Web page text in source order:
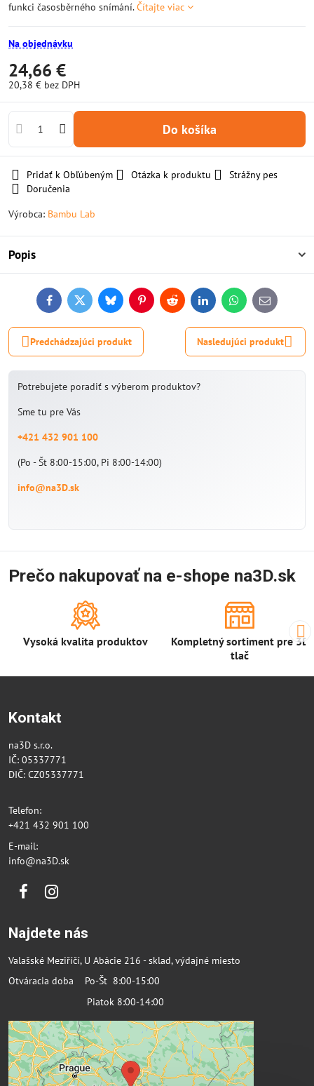
funkci časosběrného snímání.Čítajte viac
Na objednávku
24,66 €
20,38 € bez DPH
Do košíka
Pridať k Obľúbeným Otázka k produktu
Strážny pes
Doručenia
Výrobca: Bambu Lab
Popis
FacebookTwitterBlueskyPinterestReddit LinkedInWhatsApp
E-
mail
Predchádzajúci produkt Nasledujúci produkt
Potrebujete poradiť s výberom produktov?
Sme tu pre Vás
+421 432 901 100
(Po - Št 8:00-15:00, Pi 8:00-14:00)
info@na3D.sk
Prečo nakupovať na e-shope na3D.sk
Vysoká kvalita produktov
Kompletný sortiment pre 3D
tlač
Kontakt
na3D s.r.o.
IČ: 05337771
DIČ: CZ05337771
Telefon:
+421 432 901 100
E-mail:
info@na3D.sk
FacebookInstagram
Najdete nás
Valašské Meziříčí, U Abácie 216 - sklad, výdajné miesto
Otváracia doba Po-Št 8:00-15:00
Piatok 8:00-14:00